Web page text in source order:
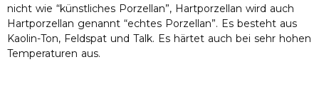
nicht wie “künstliches Porzellan”, Hartporzellan wird auch
Hartporzellan genannt “echtes Porzellan”. Es besteht aus
Kaolin-Ton, Feldspat und Talk. Es härtet auch bei sehr hohen
Temperaturen aus.